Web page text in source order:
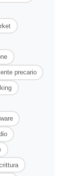
precario